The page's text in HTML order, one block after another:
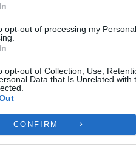
opt-out of processing my
opt-out of Collection, Use,
Data that Is Unrelated with
CONFIRM
(7) εκπαιδευτικοί από
με μια θερμή
και των τόπων
τοπικών
μεταξύ των
ιδιαίτερα γόνιμη